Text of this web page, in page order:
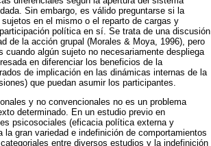
Sin embargo, es válido preguntarse si la
en el mismo o el reparto de cargas y
política en sí. Se trata de una discusión
de la acción grupal (Morales & Moya, 1996), pero
algún sujeto no necesariamente despliega
en diferenciar los beneficios de la
de implicación en las dinámicas internas de la
que puedan asumir los participantes.
y no convencionales no es un problema
determinado. En un estudio previo en
psicosociales (eficacia política externa y
gran variedad e indefinición de comportamientos
entre diversos estudios y la indefinición